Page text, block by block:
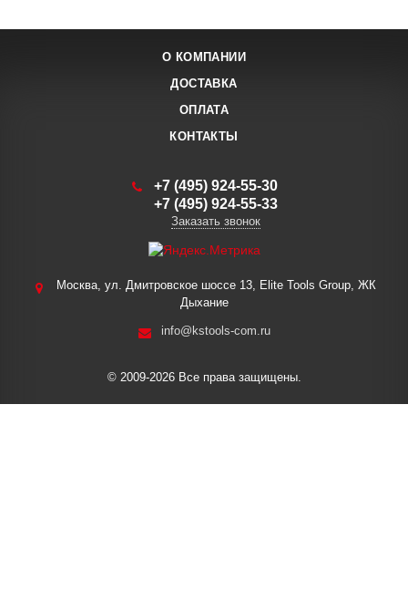
О КОМПАНИИ
ДОСТАВКА
ОПЛАТА
КОНТАКТЫ
+7 (495) 924-55-30
+7 (495) 924-55-33
Заказать звонок
Москва, ул. Дмитровское шоссе 13, Elite Tools Group, ЖК
Дыхание
info@kstools-com.ru
© 2009-2026 Все права защищены.